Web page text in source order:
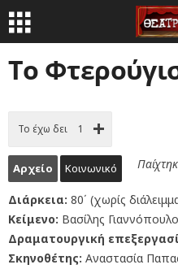
Το
Το έχω δει 1
Αρχείο Κοινωνικό
Διάρκεια: 80΄ (χωρίς
Κείμενο: Βασίλης
Δραματουργική
Σκηνοθέτης: Αναστασία